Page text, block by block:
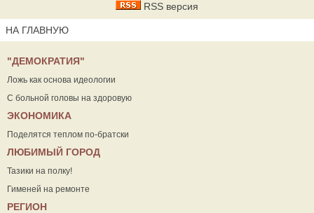
RSS версия
НА ГЛАВНУЮ
"ДЕМОКРАТИЯ"
Ложь как основа идеологии
С больной головы на здоровую
ЭКОНОМИКА
Поделятся теплом по-братски
ЛЮБИМЫЙ ГОРОД
Тазики на полку!
Гименей на ремонте
РЕГИОН